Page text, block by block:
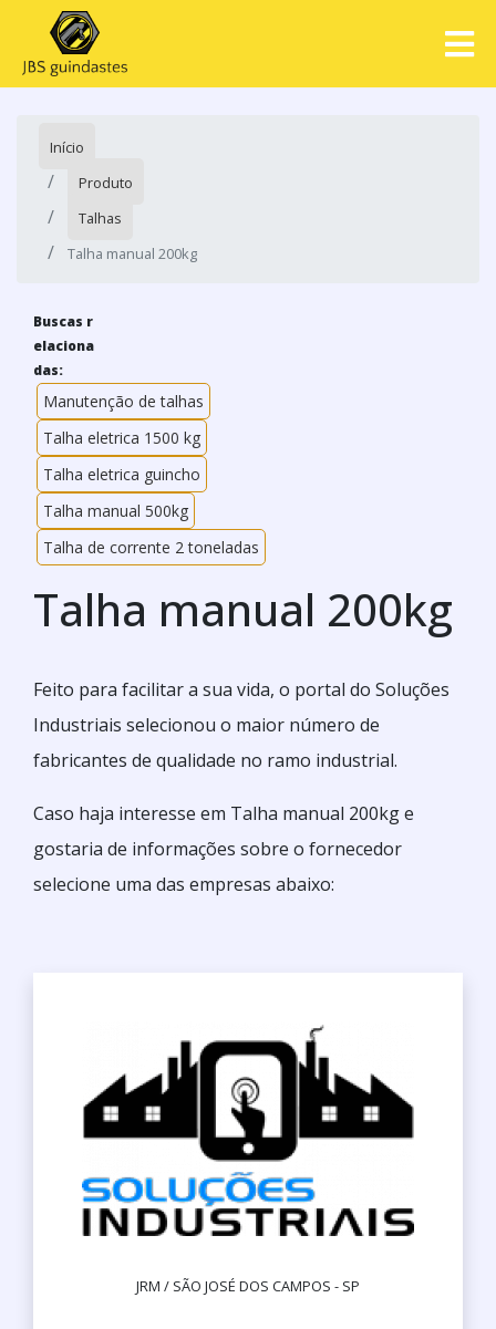
Início
Produto
Talhas
Talha manual 200kg
Buscas r
elaciona
das:
Manutenção de talhas
Talha eletrica 1500 kg
Talha eletrica guincho
Talha manual 500kg
Talha de corrente 2 toneladas
Talha manual 200kg
Feito para facilitar a sua vida, o portal do Soluções
Industriais selecionou o maior número de
fabricantes de qualidade no ramo industrial.
Caso haja interesse em Talha manual 200kg e
gostaria de informações sobre o fornecedor
selecione uma das empresas abaixo:
JRM / SÃO JOSÉ DOS CAMPOS - SP